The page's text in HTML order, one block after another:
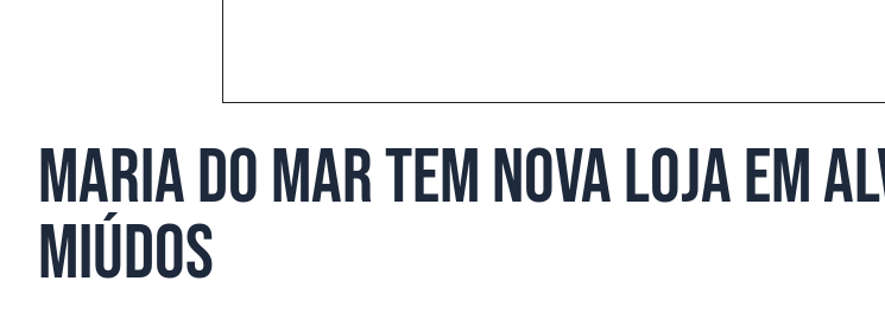
Maria do Mar tem nova loja em
miúdos